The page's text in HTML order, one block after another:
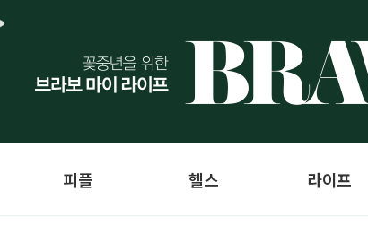
피플 헬스 라이프